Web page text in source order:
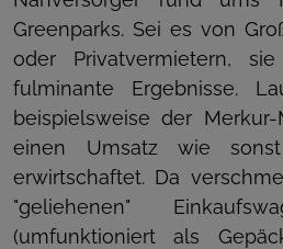
Greenparks. Sei es von
oder Privatvermietern,
fulminante Ergebnisse.
beispielsweise der
einen Umsatz wie
erwirtschaftet. Da
"geliehenen"
(umfunktioniert als